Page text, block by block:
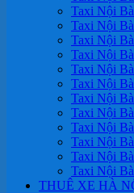
Taxi Nội
Taxi Nội
Taxi Nội
Taxi Nội
Taxi Nội
Taxi Nội
Taxi Nội
Taxi Nội
Taxi Nội
Taxi Nội
Taxi Nội
Taxi Nội
THUÊ XE HÀ